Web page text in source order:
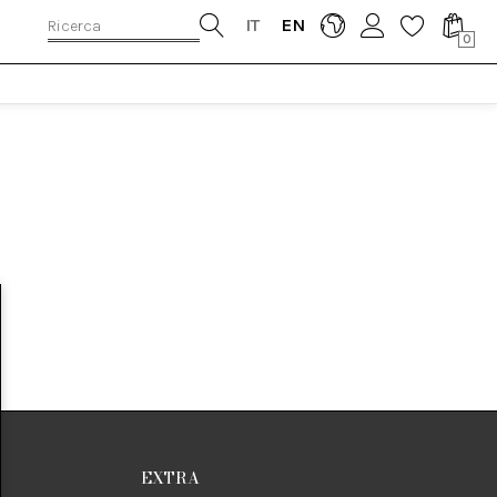
IT EN
0
EXTRA